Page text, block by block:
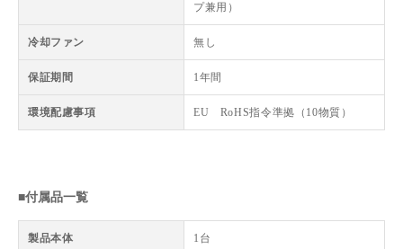
プ兼用）
冷却ファン 無し
保証期間 1年間
環境配慮事項 EU RoHS指令準拠（10物質）
■付属品一覧
製品本体 1台